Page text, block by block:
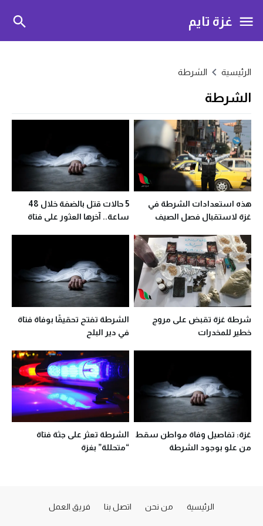
غزة تايم
الرئيسية الشرطة
الشرطة
هذه استعدادات الشرطة في
غزة لاستقبال فصل الصيف
5 حالات قتل بالضفة خلال 48
ساعة.. آخرها العثور على فتاة
شرطة غزة تقبض على مروج
خطير للمخدرات
الشرطة تفتح تحقيقًا بوفاة فتاة
في دير البلح
غزة: تفاصيل وفاة مواطن سقط
من علو بوجود الشرطة
الشرطة تعثر على جثة فتاة
“متحللة” بغزة
الرئيسية من نحن اتصل بنا فريق العمل